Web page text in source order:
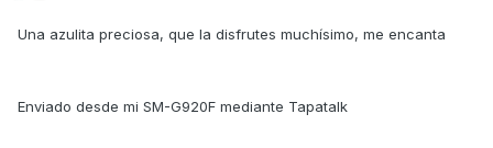
Una azulita preciosa, que la disfrutes muchísimo, me encanta
Enviado desde mi SM-G920F mediante Tapatalk